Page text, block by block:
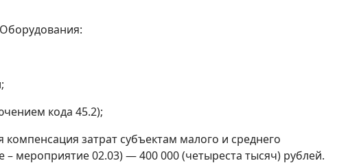
кода 45.2);
затрат субъектам малого и среднего
мероприятие 02.03) — 400 000 (четыреста тысяч) рублей.